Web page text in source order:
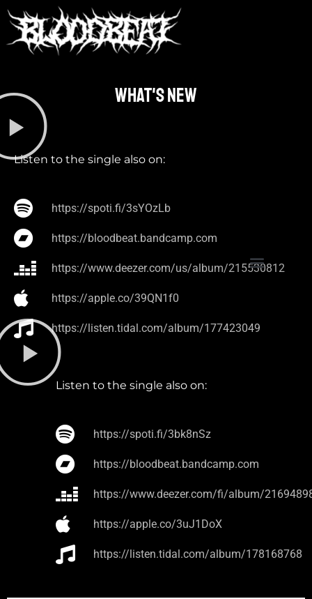
What's new​
Listen to the single also on:
https://spoti.fi/3sYOzLb
https://bloodbeat.bandcamp.com
https://www.deezer.com/us/album/215530812
https://apple.co/39QN1f0
https://listen.tidal.com/album/177423049
Listen to the single also on:
https://spoti.fi/3bk8nSz
https://bloodbeat.bandcamp.com
https://www.deezer.com/fi/album/
https://apple.co/3uJ1DoX
https://listen.tidal.com/album/178168768